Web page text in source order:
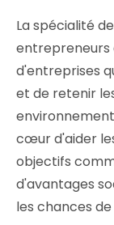
La spécialité
entrepreneurs
d'entreprises
et de retenir
cœur d'aider
objectifs
d'avantages
les chances